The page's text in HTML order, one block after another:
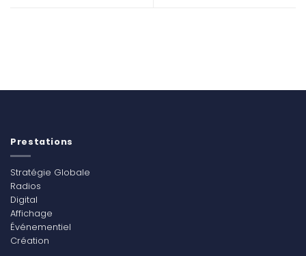
Prestations
Stratégie Globale
Radios
Digital
Affichage
Événementiel
Création